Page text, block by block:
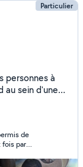
Particulier
personnes à
au sein d'une
de
la marche,
et au
de
fois par
j'ai pu